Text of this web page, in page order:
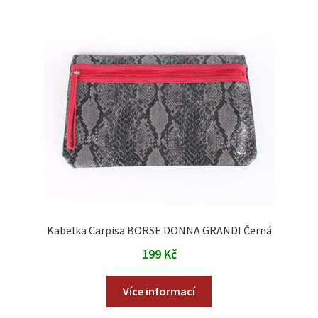
Kabelka Carpisa BORSE DONNA GRANDI Černá
199 Kč
Více informací